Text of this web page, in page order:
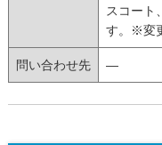
スコート
す。※変
問い合わせ先 ―